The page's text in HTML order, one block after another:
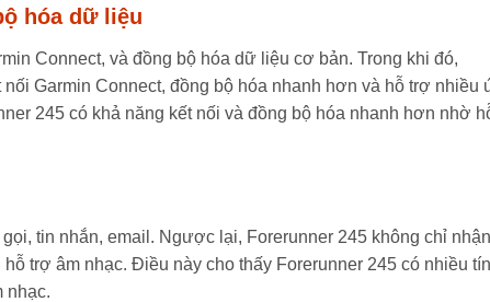
hóa dữ liệu
Connect, và đồng bộ hóa dữ liệu cơ bản. Trong khi đó,
Garmin Connect, đồng bộ hóa nhanh hơn và hỗ trợ nhiều
245 có khả năng kết nối và đồng bộ hóa nhanh hơn nhờ
tin nhắn, email. Ngược lại, Forerunner 245 không chỉ nhận
trợ âm nhạc. Điều này cho thấy Forerunner 245 có nhiều
nhạc.